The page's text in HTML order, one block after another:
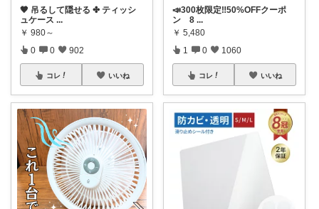
🤎 吊るして隠せる ✤ ティッシ
ュケース ...
￥ 980～
0 0 902
コレ いいね
📣300枚限定‼️50%OFFクーポ
ン 8 ...
￥ 5,480
1 0 1060
コレ いいね